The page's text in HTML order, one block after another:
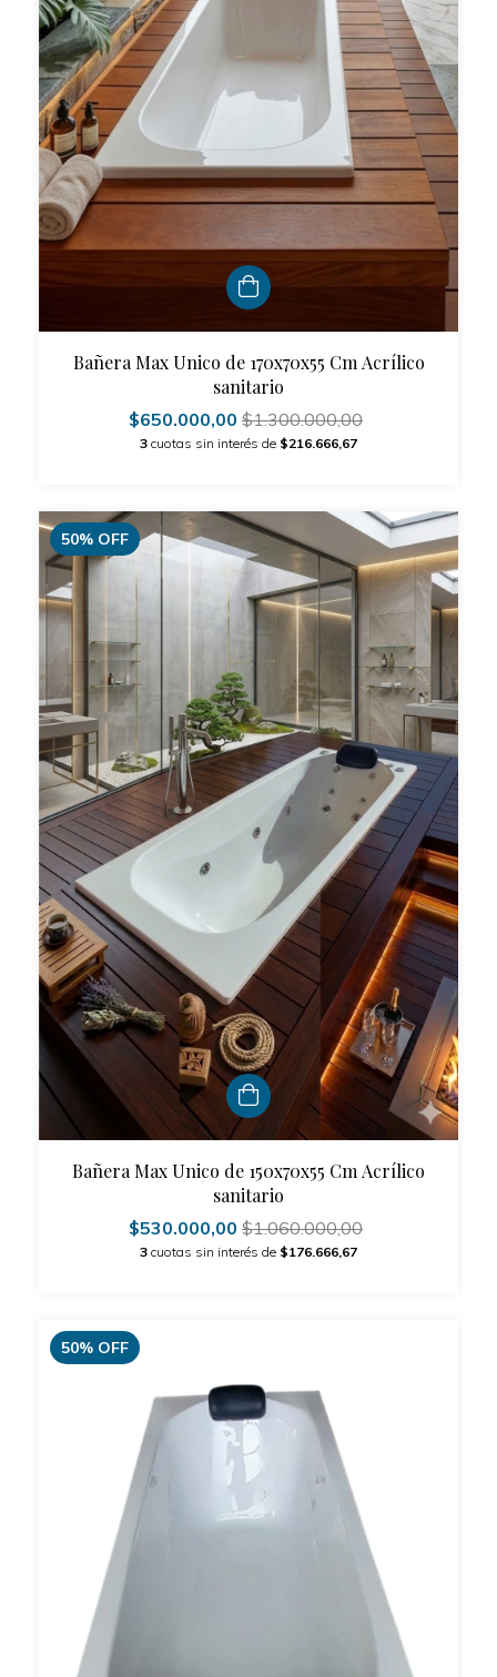
Bañera Max Unico de 170x70x55 Cm Acrílico
sanitario
$650.000,00 $1.300.000,00
3 cuotas sin interés de $216.666,67
50% OFF
Bañera Max Unico de 150x70x55 Cm Acrílico
sanitario
$530.000,00 $1.060.000,00
3 cuotas sin interés de $176.666,67
50% OFF